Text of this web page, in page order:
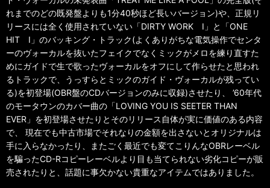
れまでのどの既発盤よりも1分40秒ほど長いバージョン)や、正規リ
リースには全く使用されていない「DIRTY WORK I」と「ONE
HIT I」のバッキング・トラック(よくありがちな電気操作でセンタ
ーのヴォーカルを抜いたフェイクでなくミックがメロを練り直すた
めにガイドで生で歌ったヴォーカルをオフにして作らせたと思われ
るトラックで、うっすらとミックのガイド・ヴォーカルが残ってい
る)を初登場(OBR盤のCDバージョンのみに収録)させたり、 ’60年代
のモータウンのカバー曲の「LOVING YOU IS SEETER THAN
EVER」を初登場させたりとそのリリース自体が実に価値のある内容
で、 現在でも中古市場でそれなりの金額を出さないとオリジナルは
手に入らなかったり、またごく最近でも変てこりんなOBRレーベル
を騙ったCD-Rコピーレーベルより目も当てられない劣化コピーが販
売されたりと、話題に事欠かない貴重なアイテムではありました。